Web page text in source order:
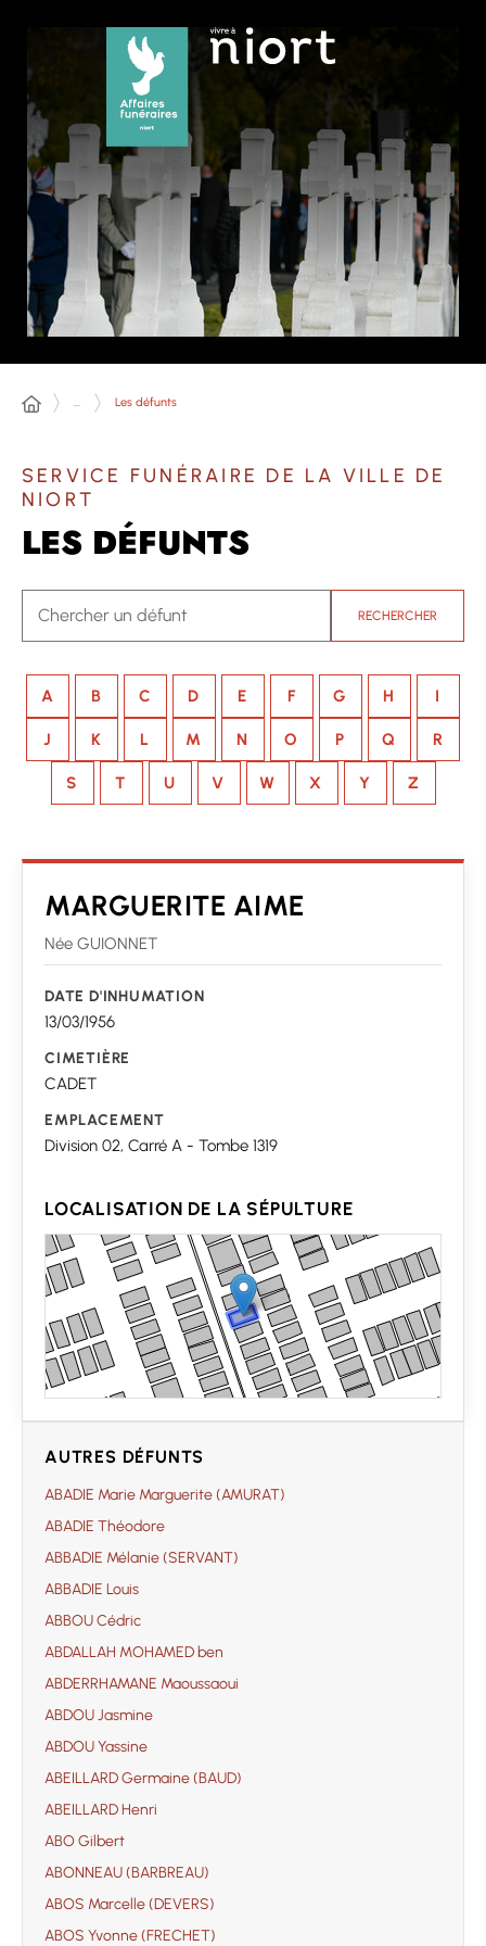
... Les défunts
SERVICE FUNÉRAIRE DE LA VILLE DE
NIORT
LES DÉFUNTS
RECHERCHER
A B C D E F G H I
J K L M N O P Q R
S T U V W X Y Z
MARGUERITE AIME
Née GUIONNET
DATE D'INHUMATION
13/03/1956
CIMETIÈRE
CADET
EMPLACEMENT
Division 02, Carré A - Tombe 1319
LOCALISATION DE LA SÉPULTURE
AUTRES DÉFUNTS
ABADIE Marie Marguerite (AMURAT)
ABADIE Théodore
ABBADIE Mélanie (SERVANT)
ABBADIE Louis
ABBOU Cédric
ABDALLAH MOHAMED ben
ABDERRHAMANE Maoussaoui
ABDOU Jasmine
ABDOU Yassine
ABEILLARD Germaine (BAUD)
ABEILLARD Henri
ABO Gilbert
ABONNEAU (BARBREAU)
ABOS Marcelle (DEVERS)
ABOS Yvonne (FRECHET)